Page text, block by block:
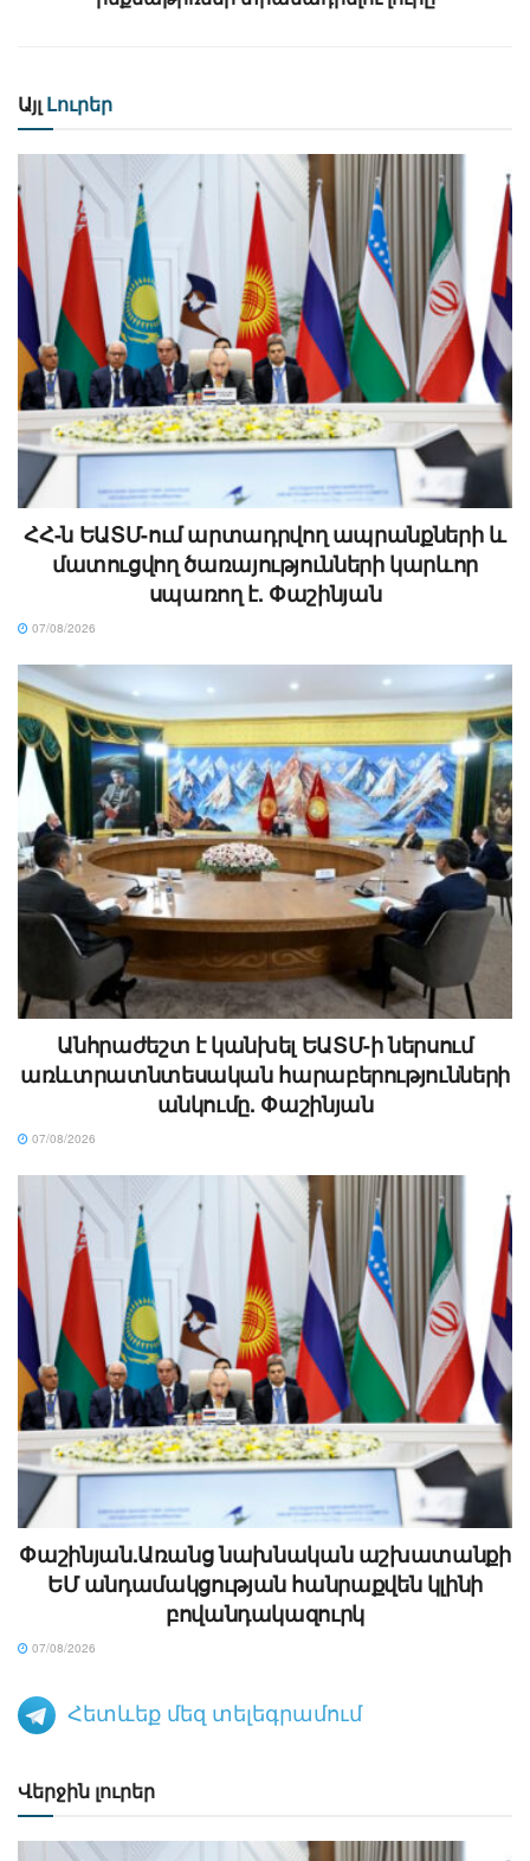
Այլ Լուրեր
ՀՀ-ն ԵԱՏՄ-ում արտադրվող ապրանքների և
մատուցվող ծառայությունների կարևոր
սպառող է. Փաշինյան
07/08/2026
Անհրաժեշտ է կանխել ԵԱՏՄ-ի ներսում
առևտրատնտեսական հարաբերությունների
անկումը. Փաշինյան
07/08/2026
Փաշինյան.Առանց նախնական աշխատանքի
ԵՄ անդամակցության հանրաքվեն կլինի
բովանդակազուրկ
07/08/2026
Հետևեք մեզ տելեգրամում
Վերջին լուրեր